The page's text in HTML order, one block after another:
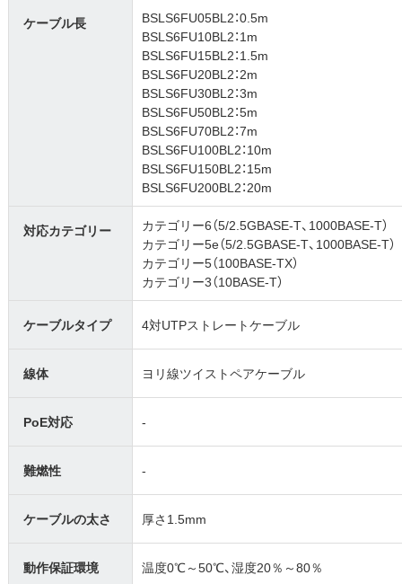
ケーブル長
BSLS6FU05BL2：0.5m
BSLS6FU10BL2：1m
BSLS6FU15BL2：1.5m
BSLS6FU20BL2：2m
BSLS6FU30BL2：3m
BSLS6FU50BL2：5m
BSLS6FU70BL2：7m
BSLS6FU100BL2：10m
BSLS6FU150BL2：15m
BSLS6FU200BL2：20m
対応カテゴリー
カテゴリー6（5/2.5GBASE-T、1000BASE-T）
カテゴリー5e（5/2.5GBASE-T、1000BASE-T）
カテゴリー5（100BASE-TX）
カテゴリー3（10BASE-T）
ケーブルタイプ 4対UTPストレートケーブル
線体 ヨリ線ツイストペアケーブル
PoE対応 -
難燃性 -
ケーブルの太さ 厚さ1.5mm
動作保証環境 温度0℃～50℃、湿度20％～80％